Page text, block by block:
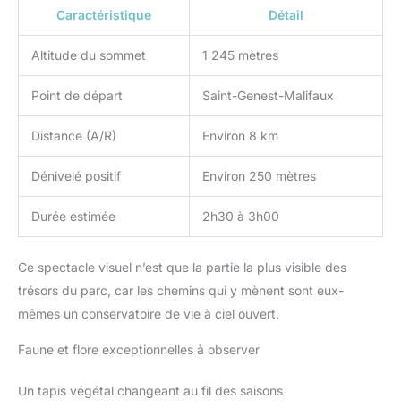
Caractéristique Détail
Altitude du sommet 1 245 mètres
Point de départ Saint-Genest-Malifaux
Distance (A/R) Environ 8 km
Dénivelé positif Environ 250 mètres
Durée estimée 2h30 à 3h00
Ce spectacle visuel n’est que la partie la plus visible des
trésors du parc, car les chemins qui y mènent sont eux-
mêmes un conservatoire de vie à ciel ouvert.
Faune et flore exceptionnelles à observer
Un tapis végétal changeant au fil des saisons